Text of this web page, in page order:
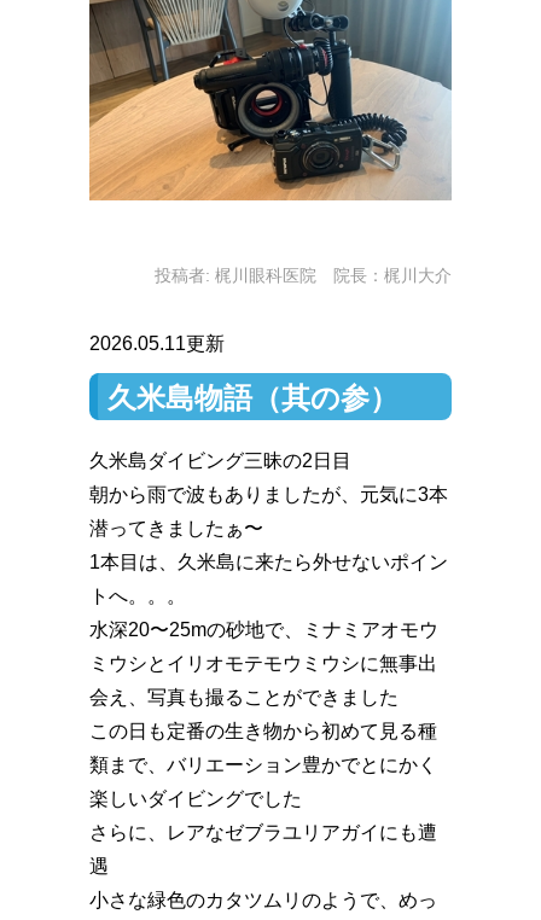
投稿者: 梶川眼科医院 院長：梶川大介
2026.05.11更新
久米島物語（其の参）
久米島ダイビング三昧の2日目
朝から雨で波もありましたが、元気に3本
潜ってきましたぁ〜
1本目は、久米島に来たら外せないポイン
トへ。。。
水深20〜25mの砂地で、ミナミアオモウ
ミウシとイリオモテモウミウシに無事出
会え、写真も撮ることができました
この日も定番の生き物から初めて見る種
類まで、バリエーション豊かでとにかく
楽しいダイビングでした
さらに、レアなゼブラユリアガイにも遭
遇
小さな緑色のカタツムリのようで、めっ